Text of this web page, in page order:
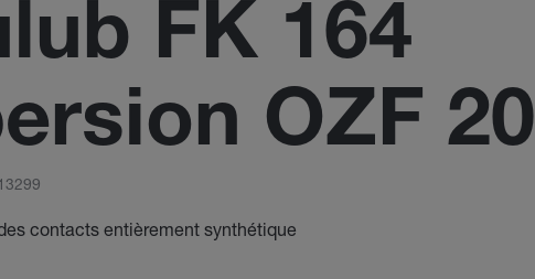
FK 164
OZF 20
contacts entièrement synthétique